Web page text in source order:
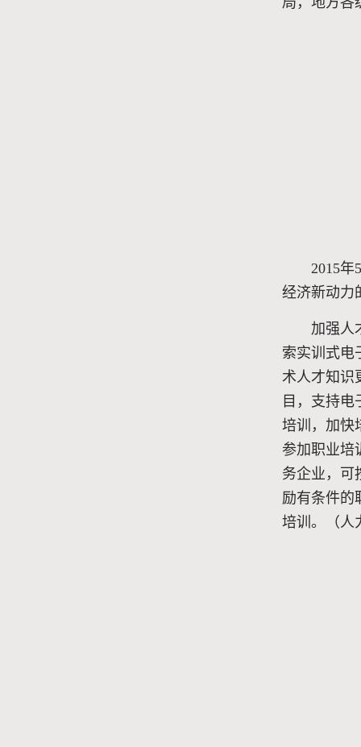
2015年
经济新动力
加强人
索实训式电
术人才知识
目，支持
培训，加快
参加职业培
务企业，可
励有条件的
培训。（人